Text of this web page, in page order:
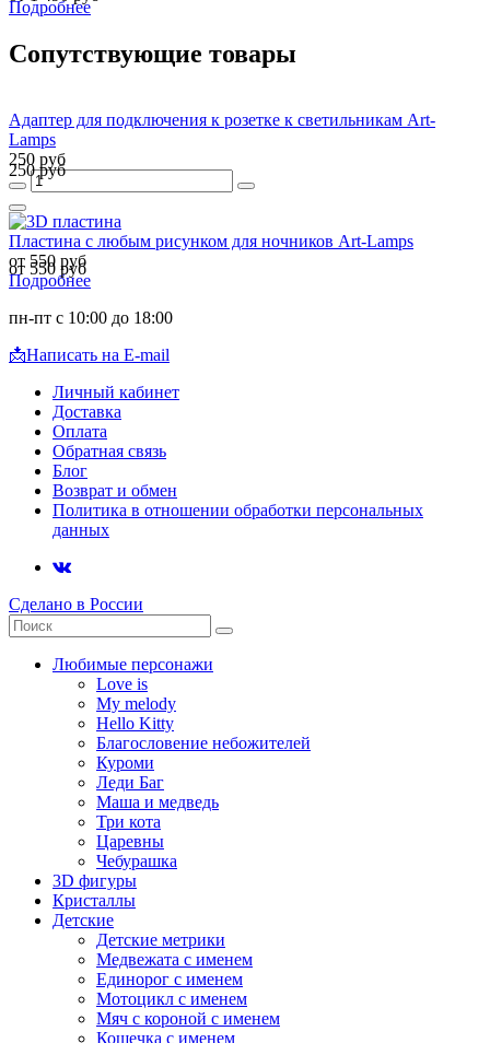
Подробнее
Сопутствующие товары
Адаптер для подключения к розетке к светильникам Art-
Lamps
250 руб
250 руб
Пластина с любым рисунком для ночников Art-Lamps
от 550 руб
от 550 руб
Подробнее
пн-пт с 10:00 до 18:00
📩Написать на E-mail
Личный кабинет
Доставка
Оплата
Обратная связь
Блог
Возврат и обмен
Политика в отношении обработки персональных
данных
Сделано в России
Любимые персонажи
Love is
My melody
Hello Kitty
Благословение небожителей
Куроми
Леди Баг
Маша и медведь
Три кота
Царевны
Чебурашка
3D фигуры
Кристаллы
Детские
Детские метрики
Медвежата с именем
Единорог с именем
Мотоцикл с именем
Мяч с короной с именем
Кошечка с именем